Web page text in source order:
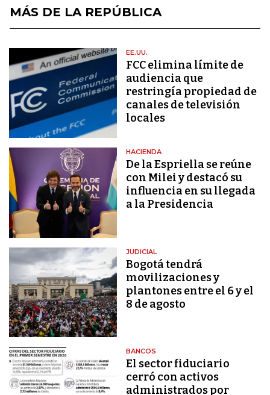
MÁS DE LA REPÚBLICA
EE.UU.
FCC elimina límite de
audiencia que
restringía propiedad de
canales de televisión
locales
HACIENDA
De la Espriella se reúne
con Milei y destacó su
influencia en su llegada
a la Presidencia
JUDICIAL
Bogotá tendrá
movilizaciones y
plantones entre el 6 y el
8 de agosto
BANCOS
El sector fiduciario
cerró con activos
administrados por